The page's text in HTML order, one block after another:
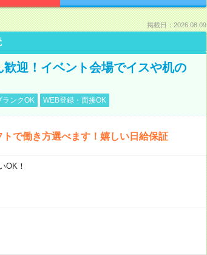
掲載日：2026.08.09
迎！イベント会場でイスや机の
ランクOK WEB登録・面接OK
で働き方選べます！嬉しい日給保証
OK！